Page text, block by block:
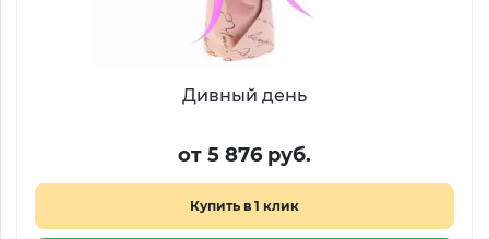
Дивный день
от 5 876 руб.
Купить в 1 клик